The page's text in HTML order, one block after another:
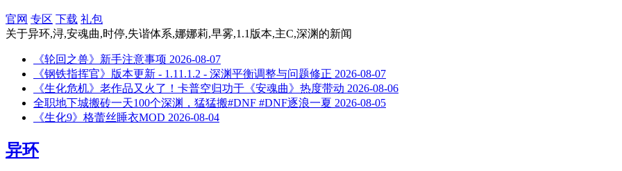
官网 专区 下载 礼包
关于异环,浔,安魂曲,时停,失谐体系,娜娜莉,早雾,1.1版本,主C,深渊 的新闻
《轮回之兽》新手注意事项 2026-08-07
《钢铁指挥官》版本更新 - 1.11.1.2 - 深渊平衡调整与问题修正 2026-08-07
《生化危机》老作品又火了！卡普空归功于《安魂曲》热度带动 2026-08-06
全职地下城搬砖一天100个深渊，猛猛搬#DNF #DNF逐浪一夏 2026-08-05
《生化9》格蕾丝睡衣MOD 2026-08-04
异环